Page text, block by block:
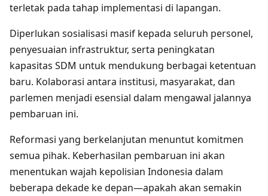
terletak pada tahap implementasi di lapangan.
Diperlukan sosialisasi masif kepada seluruh personel,
penyesuaian infrastruktur, serta peningkatan
kapasitas SDM untuk mendukung berbagai ketentuan
baru. Kolaborasi antara institusi, masyarakat, dan
parlemen menjadi esensial dalam mengawal jalannya
pembaruan ini.
Reformasi yang berkelanjutan menuntut komitmen
semua pihak. Keberhasilan pembaruan ini akan
menentukan wajah kepolisian Indonesia dalam
beberapa dekade ke depan—apakah akan semakin